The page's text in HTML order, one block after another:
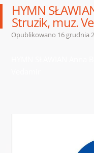
HYMN
Struzik, muz.
Opublikowano 16 grudnia